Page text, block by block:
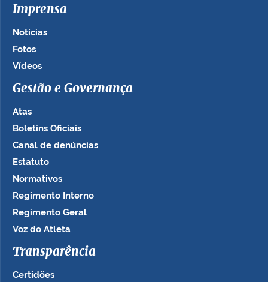
Imprensa
Notícias
Fotos
Vídeos
Gestão e Governança
Atas
Boletins Oficiais
Canal de denúncias
Estatuto
Normativos
Regimento Interno
Regimento Geral
Voz do Atleta
Transparência
Certidões